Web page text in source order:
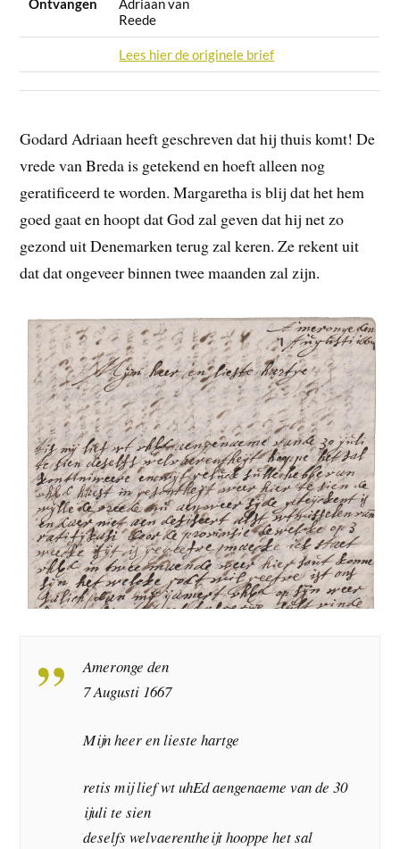
Ontvangen
Adriaan van
Reede
Lees hier de originele brief
Godard Adriaan heeft geschreven dat hij thuis komt! De
vrede van Breda is getekend en hoeft alleen nog
geratificeerd te worden. Margaretha is blij dat het hem
goed gaat en hoopt dat God zal geven dat hij net zo
gezond uit Denemarken terug zal keren. Ze rekent uit
dat dat ongeveer binnen twee maanden zal zijn.
Ameronge den
7 Augusti 1667
Mijn heer en lieste hartge
retis mij lief wt uhEd aengenaeme van de 30
ijuli te sien
deselfs welvaerentheijt hooppe het sal